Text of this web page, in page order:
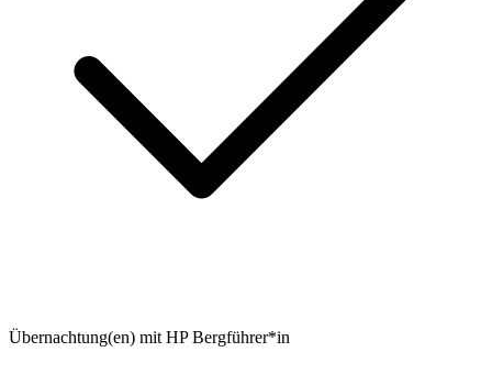
Übernachtung(en) mit HP Bergführer*in